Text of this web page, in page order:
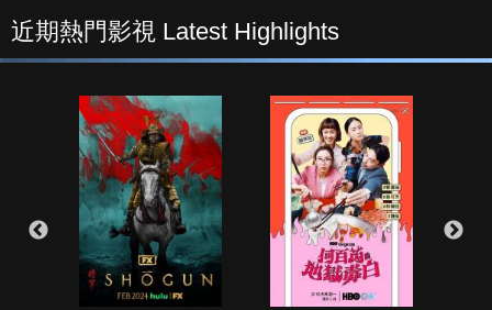
近期熱門影視 Latest Highlights